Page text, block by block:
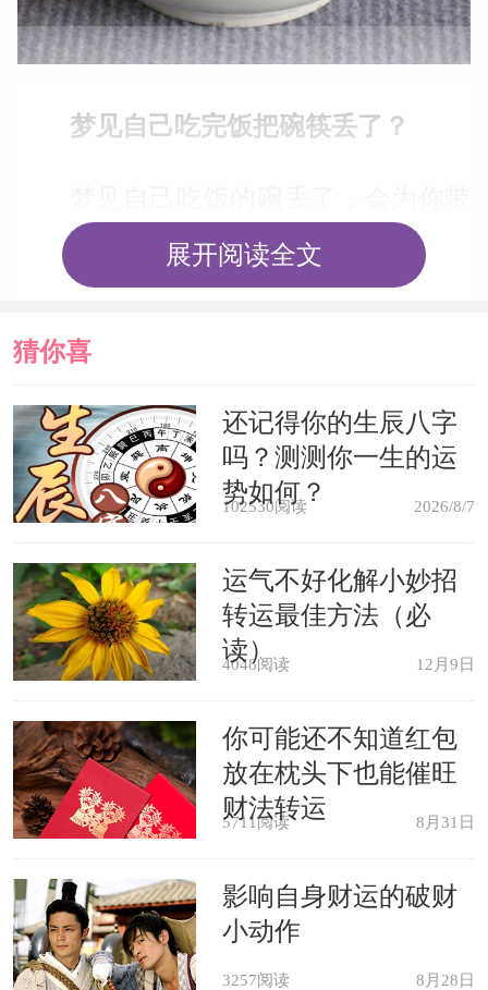
梦见自己吃完饭把碗筷丢了？
来走运的人物逐渐显现，你以往努力於
与他人交流的用心，也将会获得价值。
对他人介绍给你知道的人物给予亲切的
除了有知道许多朋友的时机，也有遽然
收到礼物或被邀请吃饭的或许。可是也
因这些外交而常常晚归，导致睡眠不
足、身体疲劳等，游乐同时也要留意身
体的健康状况。
做生意的人梦见自己吃饭的碗丢
了，代表虽有财利，可是慎防为财利起
纠纷伤和气。
恋爱中的人梦见自己吃饭的碗丢
了，说明不怕阻碍终于有情人终成眷
属。
展开阅读全文
猜你喜
欢
还记得你的生辰八字
吗？测测你一生的运
势如何？
102530阅读 2026/8/7
运气不好化解小妙招
转运最佳方法（必
读）
4048阅读 12月9日
你可能还不知道红包
放在枕头下也能催旺
财法转运
5711阅读 8月31日
影响自身财运的破财
小动作
3257阅读 8月28日